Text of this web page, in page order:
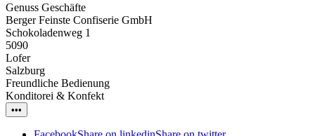
Genuss Geschäfte
Berger Feinste Confiserie GmbH
Schokoladenweg 1
5090
Lofer
Salzburg
Freundliche Bedienung
Konditorei & Konfekt
•••